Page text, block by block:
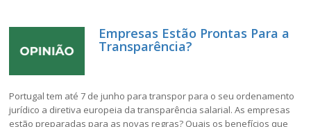
Empresas Estão Prontas Para a
Transparência?
Portugal tem até 7 de junho para transpor para o seu ordenamento
jurídico a diretiva europeia da transparência salarial. As empresas
estão preparadas para as novas regras? Quais os benefícios que